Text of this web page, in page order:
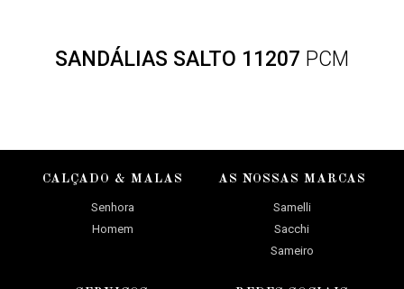
SANDÁLIAS SALTO 11207 PCM
CALÇADO & MALAS
Senhora
Homem
AS NOSSAS MARCAS
Samelli
Sacchi
Sameiro